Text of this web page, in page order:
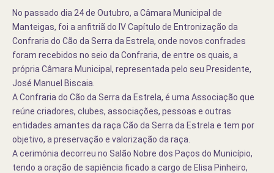
No passado dia 24 de Outubro, a Câmara Municipal de
Manteigas, foi a anfitriã do IV Capítulo de Entronização da
Confraria do Cão da Serra da Estrela, onde novos confrades
foram recebidos no seio da Confraria, de entre os quais, a
própria Câmara Municipal, representada pelo seu Presidente,
José Manuel Biscaia.
A Confraria do Cão da Serra da Estrela, é uma Associação que
reúne criadores, clubes, associações, pessoas e outras
entidades amantes da raça Cão da Serra da Estrela e tem por
objetivo, a preservação e valorização da raça.
A cerimónia decorreu no Salão Nobre dos Paços do Município,
tendo a oração de sapiência ficado a cargo de Elisa Pinheiro,